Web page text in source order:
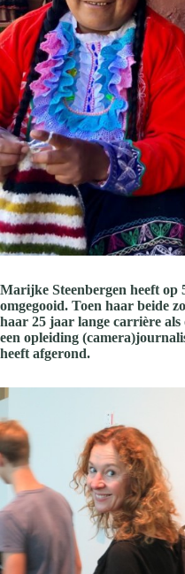
Marijke Steenbergen heeft
omgegooid. Toen haar beide
haar 25 jaar lange carrière als
een opleiding
heeft afgerond.